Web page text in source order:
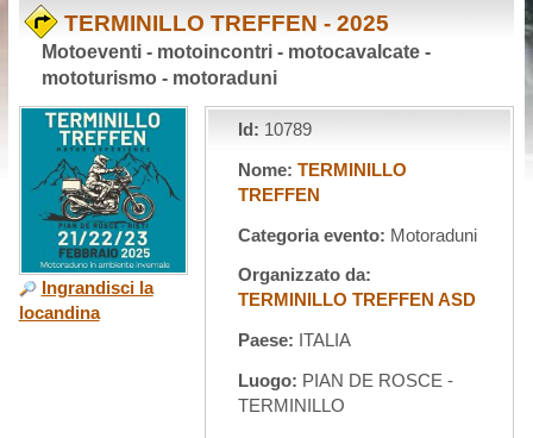
TERMINILLO TREFFEN - 2025
Motoeventi - motoincontri - motocavalcate -
mototurismo - motoraduni
Ingrandisci la
locandina
Id: 10789
Nome: TERMINILLO
TREFFEN
Categoria evento: Motoraduni
Organizzato da:
TERMINILLO TREFFEN ASD
Paese: ITALIA
Luogo: PIAN DE ROSCE -
TERMINILLO